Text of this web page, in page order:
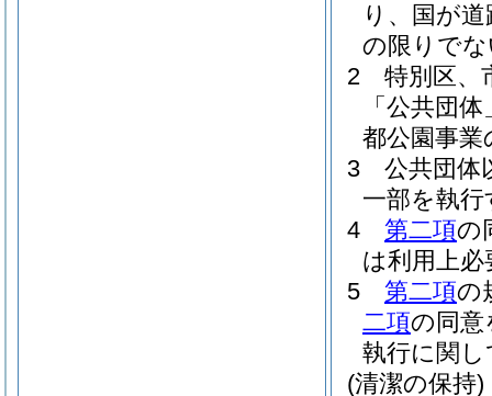
り、国が
の限りで
2
特別区、
「公共団
都公園事
3
公共団体
一部を執
4
第二項の
は利用上
5
第二項の
二項の同意
執行に関
(清潔の保持)